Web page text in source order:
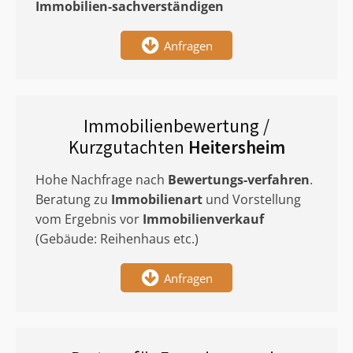
Immobilien-sachverständigen
Anfragen
Immobilienbewertung /
Kurzgutachten Heitersheim
Hohe Nachfrage nach Bewertungs-verfahren.
Beratung zu Immobilienart und Vorstellung
vom Ergebnis vor Immobilienverkauf
(Gebäude: Reihenhaus etc.)
Anfragen